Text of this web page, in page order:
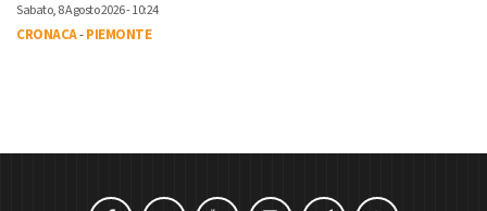
Sabato, 8 Agosto 2026 - 10:24
CRONACA-PIEMONTE